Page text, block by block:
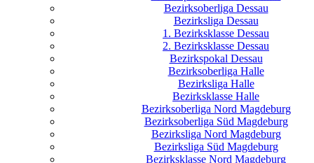
Bezirksoberliga Dessau
Bezirksliga Dessau
1. Bezirksklasse Dessau
2. Bezirksklasse Dessau
Bezirkspokal Dessau
Bezirksoberliga Halle
Bezirksliga Halle
Bezirksklasse Halle
Bezirksoberliga Nord Magdeburg
Bezirksoberliga Süd Magdeburg
Bezirksliga Nord Magdeburg
Bezirksliga Süd Magdeburg
Bezirksklasse Nord Magdeburg